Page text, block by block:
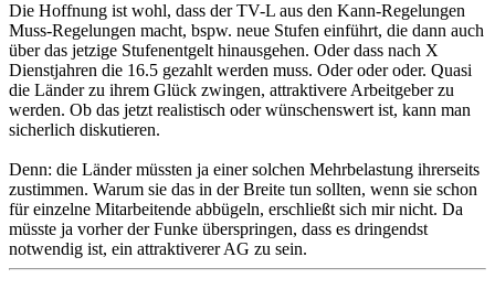
Die Hoffnung ist wohl, dass der TV-L aus den Kann-Regelungen
Muss-Regelungen macht, bspw. neue Stufen einführt, die dann auch
über das jetzige Stufenentgelt hinausgehen. Oder dass nach X
Dienstjahren die 16.5 gezahlt werden muss. Oder oder oder. Quasi
die Länder zu ihrem Glück zwingen, attraktivere Arbeitgeber zu
werden. Ob das jetzt realistisch oder wünschenswert ist, kann man
sicherlich diskutieren.
Denn: die Länder müssten ja einer solchen Mehrbelastung ihrerseits
zustimmen. Warum sie das in der Breite tun sollten, wenn sie schon
für einzelne Mitarbeitende abbügeln, erschließt sich mir nicht. Da
müsste ja vorher der Funke überspringen, dass es dringendst
notwendig ist, ein attraktiverer AG zu sein.